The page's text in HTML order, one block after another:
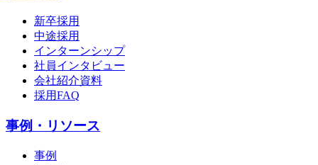
新卒採用
中途採用
インターンシップ
社員インタビュー
会社紹介資料
採用FAQ
事例・リソース
事例